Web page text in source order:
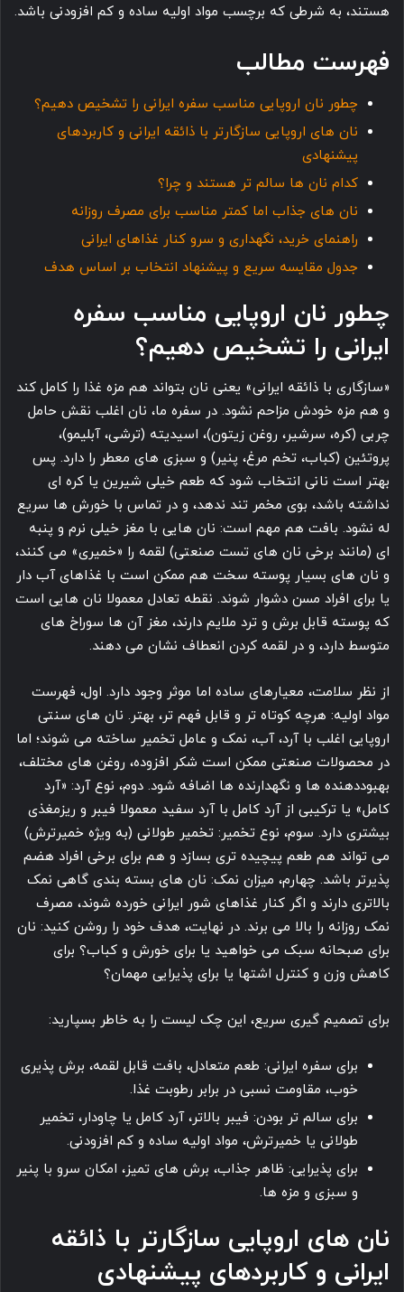
هستند، به شرطی که برچسب مواد اولیه ساده و کم افزودنی باشد.
فهرست مطالب
چطور نان اروپایی مناسب سفره ایرانی را تشخیص دهیم؟
نان های اروپایی سازگارتر با ذائقه ایرانی و کاربردهای
پیشنهادی
کدام نان ها سالم تر هستند و چرا؟
نان های جذاب اما کمتر مناسب برای مصرف روزانه
راهنمای خرید، نگهداری و سرو کنار غذاهای ایرانی
جدول مقایسه سریع و پیشنهاد انتخاب بر اساس هدف
چطور نان اروپایی مناسب سفره
ایرانی را تشخیص دهیم؟
«سازگاری با ذائقه ایرانی» یعنی نان بتواند هم مزه غذا را کامل کند
و هم مزه خودش مزاحم نشود. در سفره ما، نان اغلب نقش حامل
چربی (کره، سرشیر، روغن زیتون)، اسیدیته (ترشی، آبلیمو)،
پروتئین (کباب، تخم مرغ، پنیر) و سبزی های معطر را دارد. پس
بهتر است نانی انتخاب شود که طعم خیلی شیرین یا کره ای
نداشته باشد، بوی مخمر تند ندهد، و در تماس با خورش ها سریع
له نشود. بافت هم مهم است: نان هایی با مغز خیلی نرم و پنبه
ای (مانند برخی نان های تست صنعتی) لقمه را «خمیری» می کنند،
و نان های بسیار پوسته سخت هم ممکن است با غذاهای آب دار
یا برای افراد مسن دشوار شوند. نقطه تعادل معمولا نان هایی است
که پوسته قابل برش و ترد ملایم دارند، مغز آن ها سوراخ های
متوسط دارد، و در لقمه کردن انعطاف نشان می دهند.
از نظر سلامت، معیارهای ساده اما موثر وجود دارد. اول، فهرست
مواد اولیه: هرچه کوتاه تر و قابل فهم تر، بهتر. نان های سنتی
اروپایی اغلب با آرد، آب، نمک و عامل تخمیر ساخته می شوند؛ اما
در محصولات صنعتی ممکن است شکر افزوده، روغن های مختلف،
بهبوددهنده ها و نگهدارنده ها اضافه شود. دوم، نوع آرد: «آرد
کامل» یا ترکیبی از آرد کامل با آرد سفید معمولا فیبر و ریزمغذی
بیشتری دارد. سوم، نوع تخمیر: تخمیر طولانی (به ویژه خمیرترش)
می تواند هم طعم پیچیده تری بسازد و هم برای برخی افراد هضم
پذیرتر باشد. چهارم، میزان نمک: نان های بسته بندی گاهی نمک
بالاتری دارند و اگر کنار غذاهای شور ایرانی خورده شوند، مصرف
نمک روزانه را بالا می برند. در نهایت، هدف خود را روشن کنید: نان
برای صبحانه سبک می خواهید یا برای خورش و کباب؟ برای
کاهش وزن و کنترل اشتها یا برای پذیرایی مهمان؟
برای تصمیم گیری سریع، این چک لیست را به خاطر بسپارید:
برای سفره ایرانی: طعم متعادل، بافت قابل لقمه، برش پذیری
خوب، مقاومت نسبی در برابر رطوبت غذا.
برای سالم تر بودن: فیبر بالاتر، آرد کامل یا چاودار، تخمیر
طولانی یا خمیرترش، مواد اولیه ساده و کم افزودنی.
برای پذیرایی: ظاهر جذاب، برش های تمیز، امکان سرو با پنیر
و سبزی و مزه ها.
نان های اروپایی سازگارتر با ذائقه
ایرانی و کاربردهای پیشنهادی